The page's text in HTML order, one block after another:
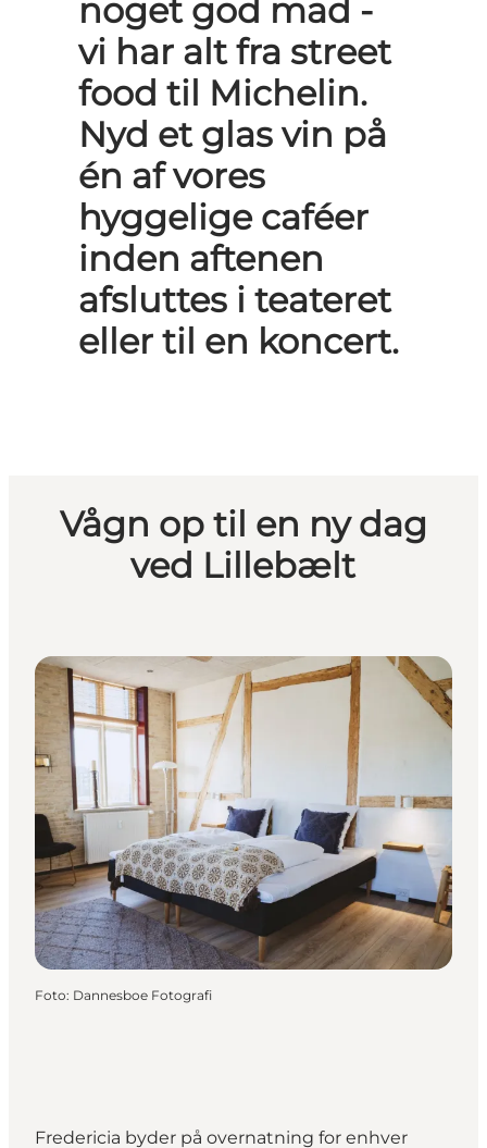
noget god mad -
vi har alt fra street
food til Michelin.
Nyd et glas vin på
én af vores
hyggelige caféer
inden aftenen
afsluttes i teateret
eller til en koncert.
Vågn op til en ny dag
ved Lillebælt
Foto: Dannesboe Fotografi
Fredericia byder på overnatning for enhver